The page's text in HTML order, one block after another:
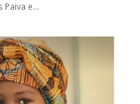
Paiva e…